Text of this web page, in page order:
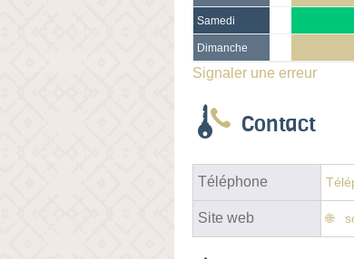
Samedi
Dimanche
Signaler une erreur
Contact
Téléphone
Site web